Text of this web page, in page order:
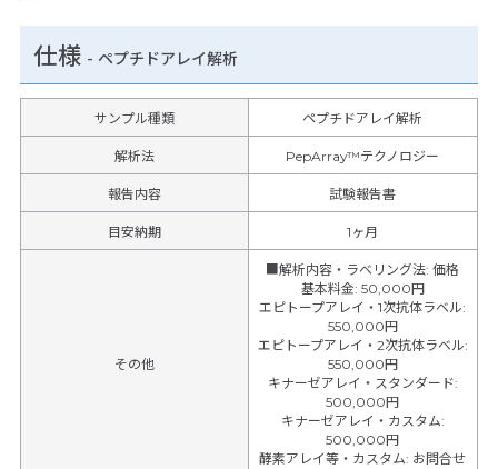
仕様 - ペプチドアレイ解析
サンプル種類 ペプチドアレイ解析
解析法 PepArray™テクノロジー
報告内容 試験報告書
目安納期 1ヶ月
その他
■解析内容・ラベリング法:価格
基本料金: 50,000円
エピトープアレイ・1次抗体ラベル:
550,000円
エピトープアレイ・2次抗体ラベル:
550,000円
キナーゼアレイ・スタンダード:
500,000円
キナーゼアレイ・カスタム:
500,000円
酵素アレイ等・カスタム: お問合せ